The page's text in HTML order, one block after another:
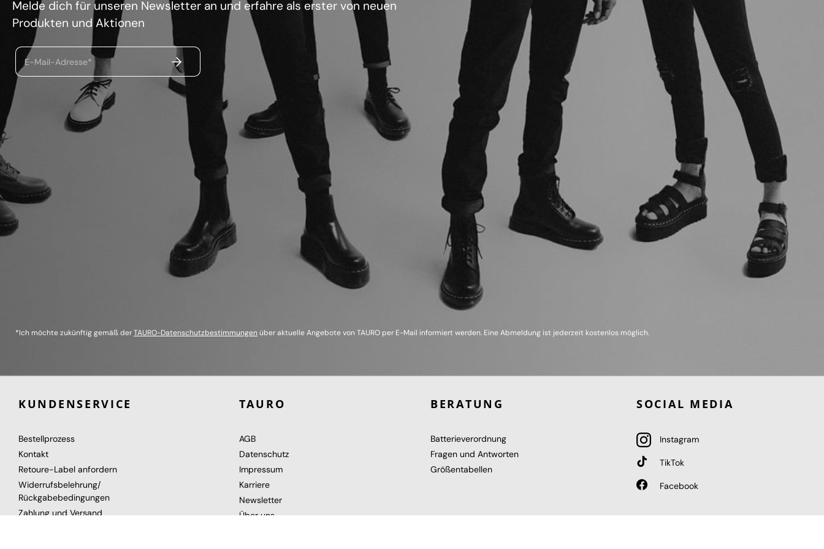
Melde dich für unseren Newsletter an und erfahre als erster von neuen
Produkten und Aktionen
E-Mail-Adresse* ABSENDEN
*Ich möchte zukünftig gemäß derTAURO-Datenschutzbestimmungen über aktuelle Angebote von TAURO per E-Mail informiert werden. Eine Abmeldung ist jederzeit kostenlos möglich.
KUNDENSERVICE
Bestellprozess
Kontakt
Retoure-Label anfordern
Widerrufsbelehrung/
Rückgabebedingungen
Zahlung und Versand
TAURO
AGB
Datenschutz
Impressum
Karriere
Newsletter
Über uns
BERATUNG
Batterieverordnung
Fragen und Antworten
Größentabellen
SOCIAL MEDIA
Instagram
TikTok
Facebook